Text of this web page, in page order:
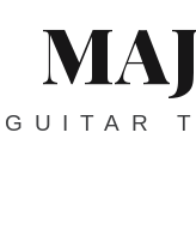
GUITAR